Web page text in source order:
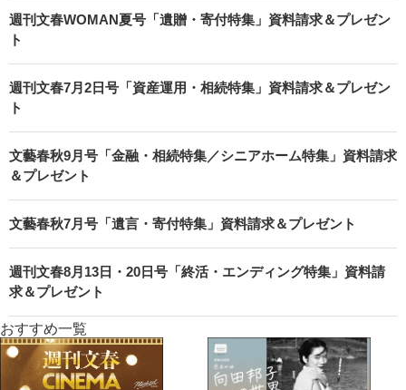
週刊文春WOMAN夏号「遺贈・寄付特集」資料請求＆プレゼン
ト
週刊文春7月2日号「資産運用・相続特集」資料請求＆プレゼン
ト
文藝春秋9月号「金融・相続特集／シニアホーム特集」資料請求
＆プレゼント
文藝春秋7月号「遺言・寄付特集」資料請求＆プレゼント
週刊文春8月13日・20日号「終活・エンディング特集」資料請
求＆プレゼント
おすすめ一覧